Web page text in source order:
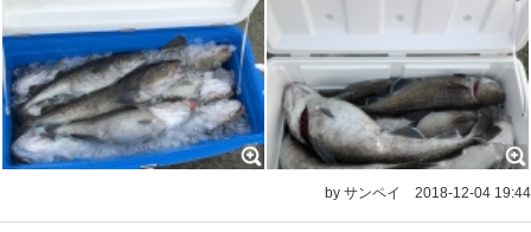
by サンペイ 2018-12-04 19:44